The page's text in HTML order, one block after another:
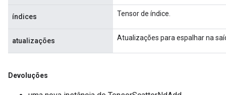
índices Tensor de índice.
atualizações Atualizações para espalhar na
Devoluções